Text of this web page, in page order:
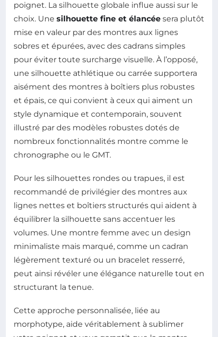
poignet. La silhouette globale influe aussi sur le
choix. Une silhouette fine et élancée sera plutôt
mise en valeur par des montres aux lignes
sobres et épurées, avec des cadrans simples
pour éviter toute surcharge visuelle. À l’opposé,
une silhouette athlétique ou carrée supportera
aisément des montres à boîtiers plus robustes
et épais, ce qui convient à ceux qui aiment un
style dynamique et contemporain, souvent
illustré par des modèles robustes dotés de
nombreux fonctionnalités montre comme le
chronographe ou le GMT.
Pour les silhouettes rondes ou trapues, il est
recommandé de privilégier des montres aux
lignes nettes et boîtiers structurés qui aident à
équilibrer la silhouette sans accentuer les
volumes. Une montre femme avec un design
minimaliste mais marqué, comme un cadran
légèrement texturé ou un bracelet resserré,
peut ainsi révéler une élégance naturelle tout en
structurant la tenue.
Cette approche personnalisée, liée au
morphotype, aide véritablement à sublimer